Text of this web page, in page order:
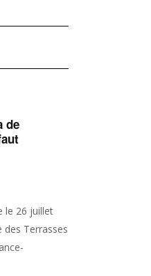
de
le 26 juillet
des Terrasses